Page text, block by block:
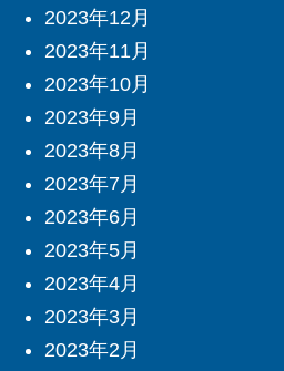
2023年12月
2023年11月
2023年10月
2023年9月
2023年8月
2023年7月
2023年6月
2023年5月
2023年4月
2023年3月
2023年2月